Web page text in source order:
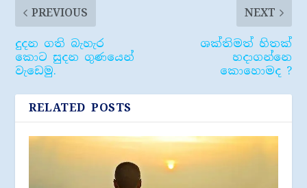
PREVIOUS
දුදන ගති බැහැර
කොට සුදන ගුණයෙන්
වැ​ඩෙමු.
NEXT
ශක්තිමත් හිතක්
හදාගන්නෙ
කොහොමද ?
RELATED POSTS